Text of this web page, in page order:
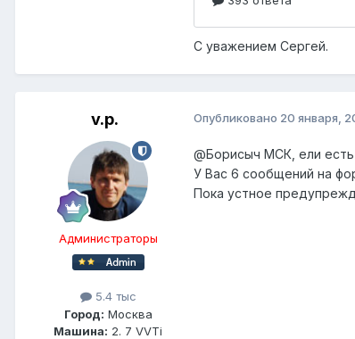
С уважением Сергей.
v.p.
Администраторы
5.4 тыс
Город: Москва
Машина: 2. 7 VVTi
Опубликовано 20 января,
@Борисыч МСК , ели
У Вас 6 сообщений на
Пока устное